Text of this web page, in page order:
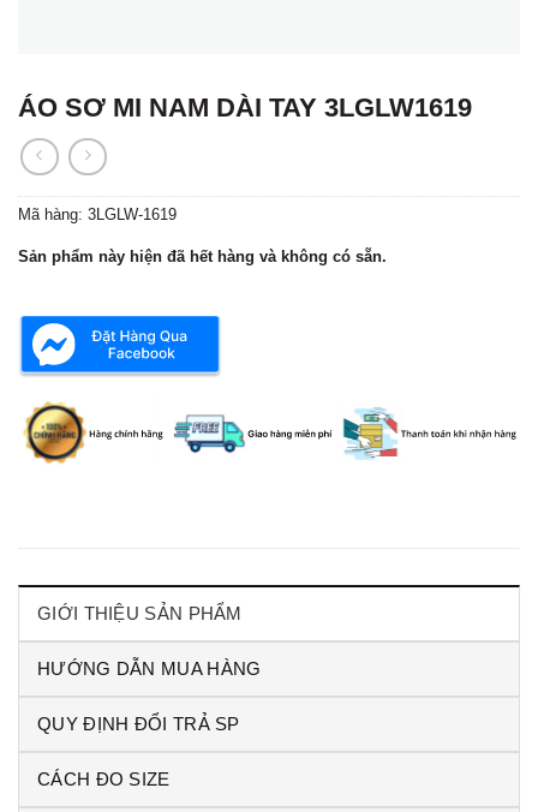
ÁO SƠ MI NAM DÀI TAY 3LGLW1619
Mã hàng: 3LGLW-1619
Sản phẩm này hiện đã hết hàng và không có sẵn.
GIỚI THIỆU SẢN PHẨM
HƯỚNG DẪN MUA HÀNG
QUY ĐỊNH ĐỔI TRẢ SP
CÁCH ĐO SIZE